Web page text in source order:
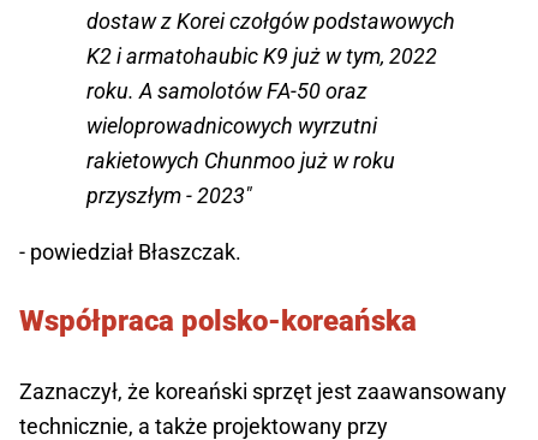
dostaw z Korei czołgów podstawowych
K2 i armatohaubic K9 już w tym, 2022
roku. A samolotów FA-50 oraz
wieloprowadnicowych wyrzutni
rakietowych Chunmoo już w roku
przyszłym - 2023"
- powiedział Błaszczak.
Współpraca polsko-koreańska
Zaznaczył, że koreański sprzęt jest zaawansowany
technicznie, a także projektowany przy